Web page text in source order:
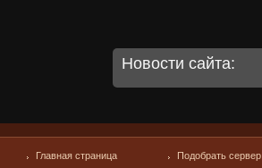
Новости сайта:
Главная страница
Подобрать сервер